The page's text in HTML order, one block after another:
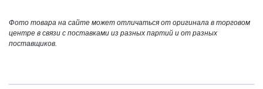
Фото товара на сайте может отличаться от оригинала в торговом
центре в связи с поставками из разных партий и от разных
поставщиков.